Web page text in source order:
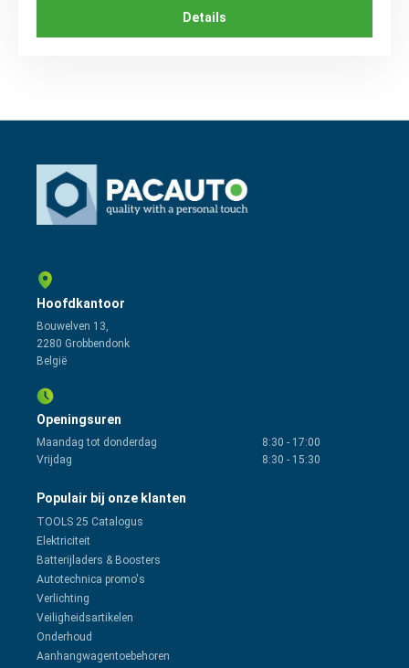
Details
Hoofdkantoor
Bouwelven 13,
2280 Grobbendonk
België
Openingsuren
Maandag tot donderdag 8:30 - 17:00
Vrijdag
8:30 - 15:30
Populair bij onze klanten
TOOLS 25 Catalogus
Elektriciteit
Batterijladers & Boosters
Autotechnica promo's
Verlichting
Veiligheidsartikelen
Onderhoud
Aanhangwagentoebehoren